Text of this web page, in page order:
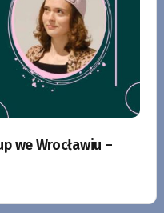
we Wrocławiu –